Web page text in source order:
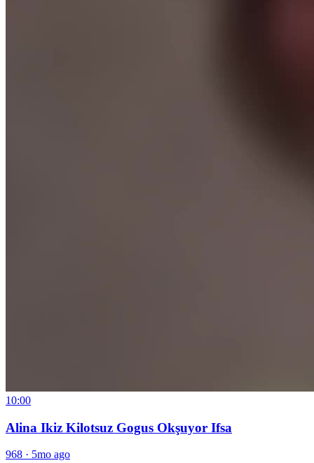
10:00
Alina Ikiz Kilotsuz Gogus Okşuyor Ifsa
968 · 5mo ago